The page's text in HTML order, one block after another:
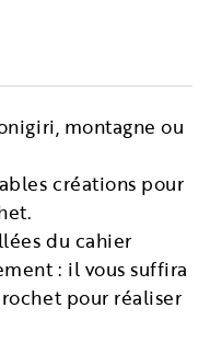
montagne ou
créations pour
du cahier
: il vous suffira
pour réaliser